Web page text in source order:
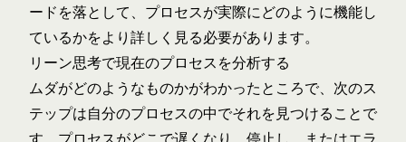
ードを落として、プロセスが実際にどのように機能し
ているかをより詳しく見る必要があります。
リーン思考で現在のプロセスを分析する
ムダがどのようなものかがわかったところで、次のス
テップは自分のプロセスの中でそれを見つけることで